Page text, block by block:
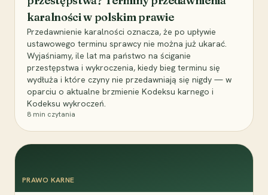
karalności w polskim prawie
Przedawnienie karalności oznacza, że po upływie
ustawowego terminu sprawcy nie można już ukarać.
Wyjaśniamy, ile lat ma państwo na ściganie
przestępstwa i wykroczenia, kiedy bieg terminu się
wydłuża i które czyny nie przedawniają się nigdy — w
oparciu o aktualne brzmienie Kodeksu karnego i
Kodeksu wykroczeń.
8 min czytania
PRAWO KARNE